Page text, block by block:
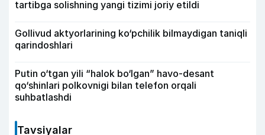
tartibga solishning yangi tizimi joriy etildi
Gollivud aktyorlarining ko‘pchilik bilmaydigan taniqli
qarindoshlari
Putin o‘tgan yili “halok bo‘lgan” havo-desant
qo‘shinlari polkovnigi bilan telefon orqali
suhbatlashdi
Tavsiyalar